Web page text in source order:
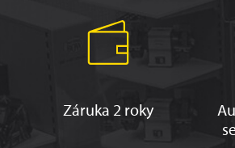
Záruka 2 roky